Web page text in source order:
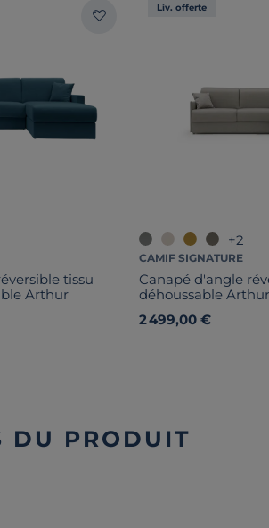
tissu
Arthur
Liv. offerte
+2
CAMIF SIGNATURE
Canapé d'angle
déhoussable Arthur
2 499,00 €
DU PRODUIT